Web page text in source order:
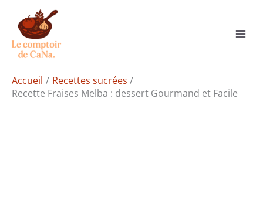
contenu
Accueil
Recettes sucrées
Recette Fraises Melba : dessert Gourmand et Facile
Rechercher